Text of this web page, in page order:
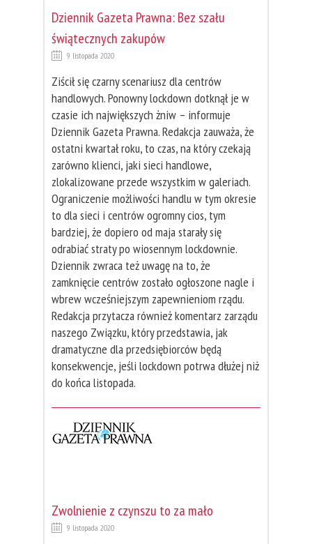
Dziennik Gazeta Prawna: Bez szału
świątecznych zakupów
9 listopada 2020
Ziścił się czarny scenariusz dla centrów
handlowych. Ponowny lockdown dotknął je w
czasie ich największych żniw – informuje
Dziennik Gazeta Prawna. Redakcja zauważa, że
ostatni kwartał roku, to czas, na który czekają
zarówno klienci, jaki sieci handlowe,
zlokalizowane przede wszystkim w galeriach.
Ograniczenie możliwości handlu w tym okresie
to dla sieci i centrów ogromny cios, tym
bardziej, że dopiero od maja starały się
odrabiać straty po wiosennym lockdownie.
Dziennik zwraca też uwagę na to, że
zamknięcie centrów zostało ogłoszone nagle i
wbrew wcześniejszym zapewnieniom rządu.
Redakcja przytacza również komentarz zarządu
naszego Związku, który przedstawia, jak
dramatyczne dla przedsiębiorców będą
konsekwencje, jeśli lockdown potrwa dłużej niż
do końca listopada.
Zwolnienie z czynszu to za mało
9 listopada 2020